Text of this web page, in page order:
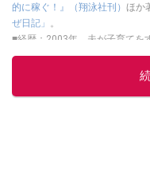
的に稼ぐ！』（翔泳社刊） ほか
ぜ日記」
。
■経歴：2003年、夫が子育てを
給料が０円になり、家にいな
に目をつける。しかし、取引